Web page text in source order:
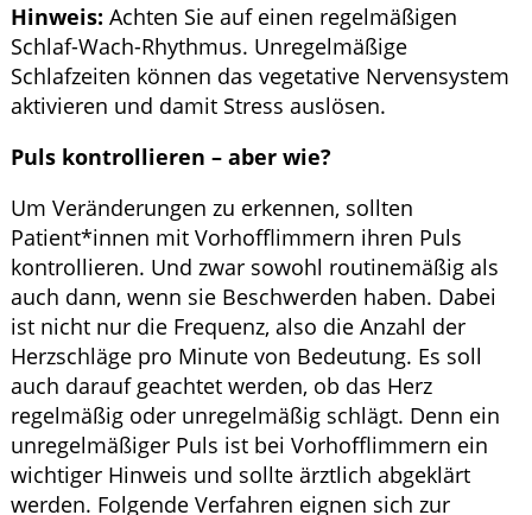
Hinweis: Achten Sie auf einen regelmäßigen
Schlaf-Wach-Rhythmus. Unregelmäßige
Schlafzeiten können das vegetative Nervensystem
aktivieren und damit Stress auslösen.
Puls kontrollieren – aber wie?
Um Veränderungen zu erkennen, sollten
Patient*innen mit Vorhofflimmern ihren Puls
kontrollieren. Und zwar sowohl routinemäßig als
auch dann, wenn sie Beschwerden haben. Dabei
ist nicht nur die Frequenz, also die Anzahl der
Herzschläge pro Minute von Bedeutung. Es soll
auch darauf geachtet werden, ob das Herz
regelmäßig oder unregelmäßig schlägt. Denn ein
unregelmäßiger Puls ist bei Vorhofflimmern ein
wichtiger Hinweis und sollte ärztlich abgeklärt
werden. Folgende Verfahren eignen sich zur